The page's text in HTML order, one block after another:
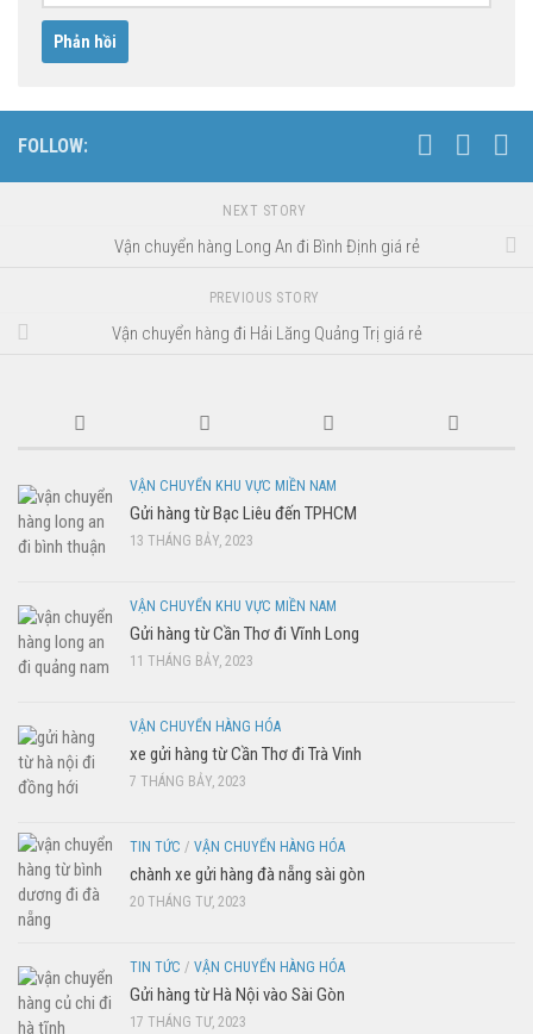
FOLLOW:
NEXT STORY
Vận chuyển hàng Long An đi Bình Định giá rẻ
PREVIOUS STORY
Vận chuyển hàng đi Hải Lăng Quảng Trị giá rẻ
VẬN CHUYỂN KHU VỰC MIỀN NAM
Gửi hàng từ Bạc Liêu đến TPHCM
13 THÁNG BẢY, 2023
VẬN CHUYỂN KHU VỰC MIỀN NAM
Gửi hàng từ Cần Thơ đi Vĩnh Long
11 THÁNG BẢY, 2023
VẬN CHUYỂN HÀNG HÓA
xe gửi hàng từ Cần Thơ đi Trà Vinh
7 THÁNG BẢY, 2023
TIN TỨC / VẬN CHUYỂN HÀNG HÓA
chành xe gửi hàng đà nẵng sài gòn
20 THÁNG TƯ, 2023
TIN TỨC / VẬN CHUYỂN HÀNG HÓA
Gửi hàng từ Hà Nội vào Sài Gòn
17 THÁNG TƯ, 2023